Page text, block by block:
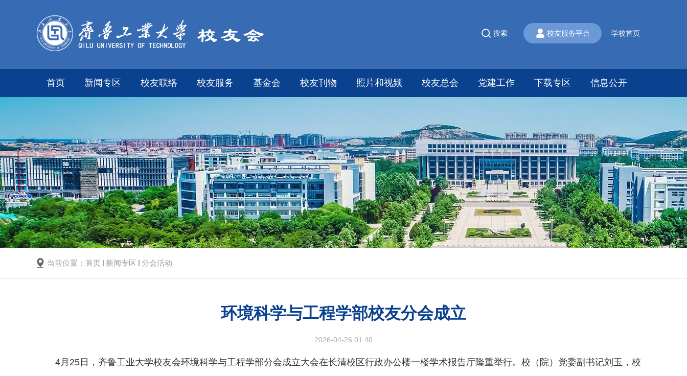
校友服务平台 学校首页
搜索
首页 新闻专区 校友联络 校友服务 基金会 校友刊物 照片和视频 校友总会 党建工作 下载专区 信息公开
当前位置： 首页 新闻专区 分会活动
环境科学与工程学部校友分会成立
2026-04-26 01:40
4月25日，齐鲁工业大学校友会环境科学与工程学部分会成立大会在长清校区行政办公楼一楼学术报告厅隆重举行。校（院）党委副书记刘玉，校